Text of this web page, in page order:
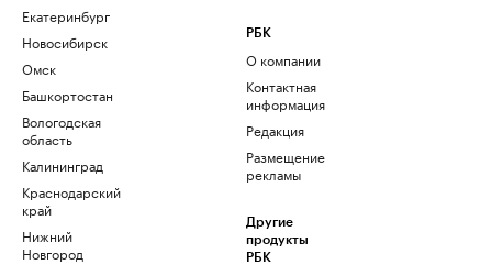
Екатеринбург
Новосибирск
Омск
Башкортостан
Вологодская
область
Калининград
Краснодарский
край
Нижний
Новгород
РБК
О компании
Контактная
информация
Редакция
Размещение
рекламы
Другие
продукты
РБК